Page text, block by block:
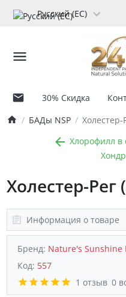
Русский (ЕС)
30% Скидка
БАДы NSP
Холестер-
Хлорофилл в
Холестер-Рег
Информация о товаре
Бренд: Nature's Sunshine
Код: 557
1 отзыв 0